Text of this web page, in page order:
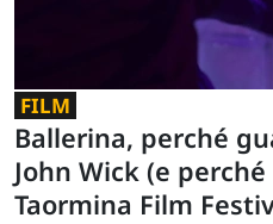
FILM
Ballerina, perché
John Wick (e
Taormina Film